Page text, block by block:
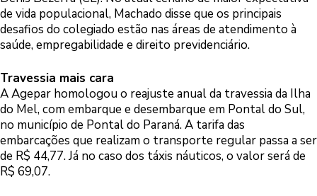
de vida populacional, Machado disse que os principais
desafios do colegiado estão nas áreas de atendimento à
saúde, empregabilidade e direito previdenciário.
Travessia mais cara
A Agepar homologou o reajuste anual da travessia da Ilha
do Mel, com embarque e desembarque em Pontal do Sul,
no município de Pontal do Paraná. A tarifa das
embarcações que realizam o transporte regular passa a ser
de R$ 44,77. Já no caso dos táxis náuticos, o valor será de
R$ 69,07.